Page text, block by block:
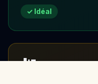
✓ Idéal
🏃